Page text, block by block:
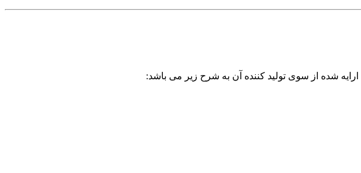
ارایه شده از سوی تولید کننده آن به شرح زیر می باشد: